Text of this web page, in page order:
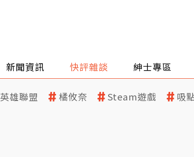
新聞資訊 快評雜談 紳士專區
英雄聯盟 橘攸奈 Steam遊戲 吸